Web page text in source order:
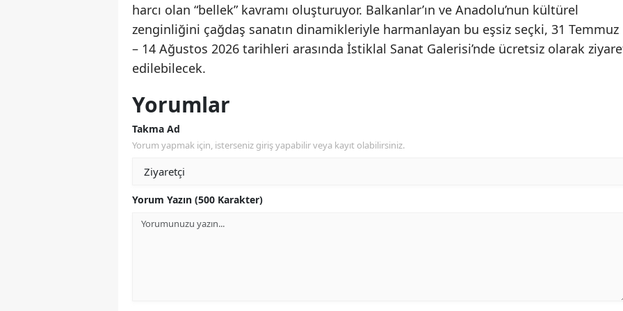
harcı olan “bellek” kavramı oluşturuyor. Balkanlar’ın ve Anadolu’nun kültürel
zenginliğini çağdaş sanatın dinamikleriyle harmanlayan bu eşsiz seçki, 31 Temmuz
– 14 Ağustos 2026 tarihleri arasında İstiklal Sanat Galerisi’nde ücretsiz olarak
edilebilecek.
Yorumlar
Takma Ad
Yorum yapmak için, isterseniz giriş yapabilir veya kayıt olabilirsiniz.
Yorum Yazın (500 Karakter)